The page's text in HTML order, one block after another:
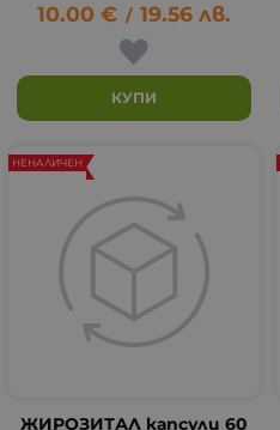
10.00 € / 19.56 лв.
КУПИ
ЖИРОЗИТАЛ капсули 60
НЕНАЛИЧЕН